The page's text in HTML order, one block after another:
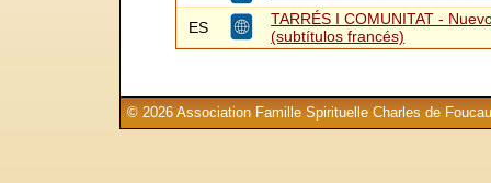
ES
TARRÉS I COMUNITAT -
(subtítulos francés)
© 2026 Association Famille Spirituelle Charles de